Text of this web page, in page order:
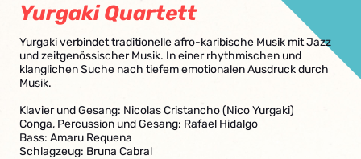
Yurgaki Quartett
Yurgaki verbindet traditionelle afro-karibische Musik mit Jazz
und zeitgenössischer Musik. In einer rhythmischen und
klanglichen Suche nach tiefem emotionalen Ausdruck durch
Musik.
Klavier und Gesang: Nicolas Cristancho (Nico Yurgaki)
Conga, Percussion und Gesang: Rafael Hidalgo
Bass: Amaru Requena
Schlagzeug: Bruna Cabral